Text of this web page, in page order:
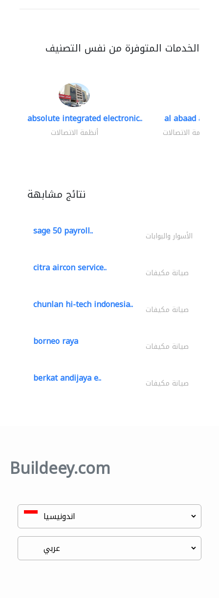
الخدمات المتوفرة من نفس التصنيف
absolute integrated electronic..
أنظمة الاتصالات
al abaad al..
أنظمة الاتصالات
نتائج مشابهة
sage 50 payroll.. الأسوار والبوابات
citra aircon service.. صيانة مكيفات
chunlan hi-tech indonesia.. صيانة مكيفات
borneo raya صيانة مكيفات
berkat andijaya e.. صيانة مكيفات
Buildeey.com